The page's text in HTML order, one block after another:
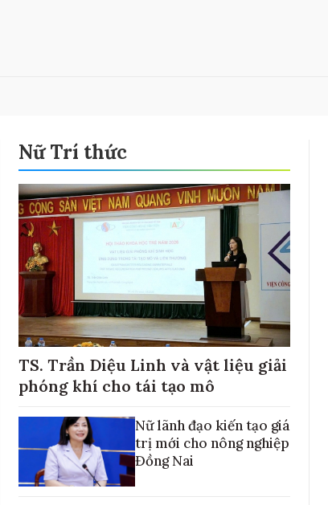
Nữ Trí thức
TS. Trần Diệu Linh và vật liệu giải
phóng khí cho tái tạo mô
Nữ lãnh đạo kiến tạo giá
trị mới cho nông nghiệp
Đồng Nai